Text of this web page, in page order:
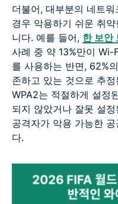
더불어, 대부분의 네트
경우 악용하기 쉬운 취
니다. 예를 들어, 한 보안
사례 중 약 13%만이
를 사용하는 반면, 62%
존하고 있는 것으로 추
WPA2는 적절하게 설정
되지 않았거나 잘못 설
공격자가 악용 가능한
다.